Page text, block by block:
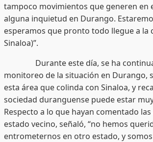
tampoco movimientos que generen en
alguna inquietud en Durango.
esperamos que pronto todo llegue a la
Sinaloa)”.
Durante este día, se ha
monitoreo de la situación en Durango,
esta área que colinda con Sinaloa, y
sociedad duranguense puede estar
Respecto a lo que hayan comentado
estado vecino, señaló, “no hemos
entrometernos en otro estado, y